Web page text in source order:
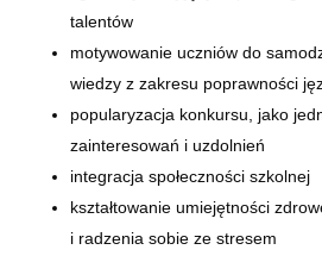
talentów
motywowanie uczniów do
wiedzy z zakresu poprawności
popularyzacja konkursu, jako
zainteresowań i uzdolnień
integracja społeczności szkolnej
kształtowanie umiejętności
i radzenia sobie ze stresem